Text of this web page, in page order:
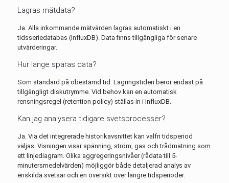
Lagras mätdata?
Ja. Alla inkommande mätvärden lagras automatiskt i en
tidsseriedatabas (InfluxDB). Data finns tillgängliga för senare
utvärderingar.
Hur länge sparas data?
Som standard på obestämd tid. Lagringstiden beror endast på
tillgängligt diskutrymme. Vid behov kan en automatisk
rensningsregel (retention policy) ställas in i InfluxDB.
Kan jag analysera tidigare svetsprocesser?
Ja. Via det integrerade historikavsnittet kan valfri tidsperiod
väljas. Visningen visar spänning, ström, gas och trådmatning som
ett linjediagram. Olika aggregeringsnivåer (rådata till 5-
minutersmedelvärden) möjliggör både detaljerad analys av
enskilda svetsar och en översikt över längre tidsperioder.